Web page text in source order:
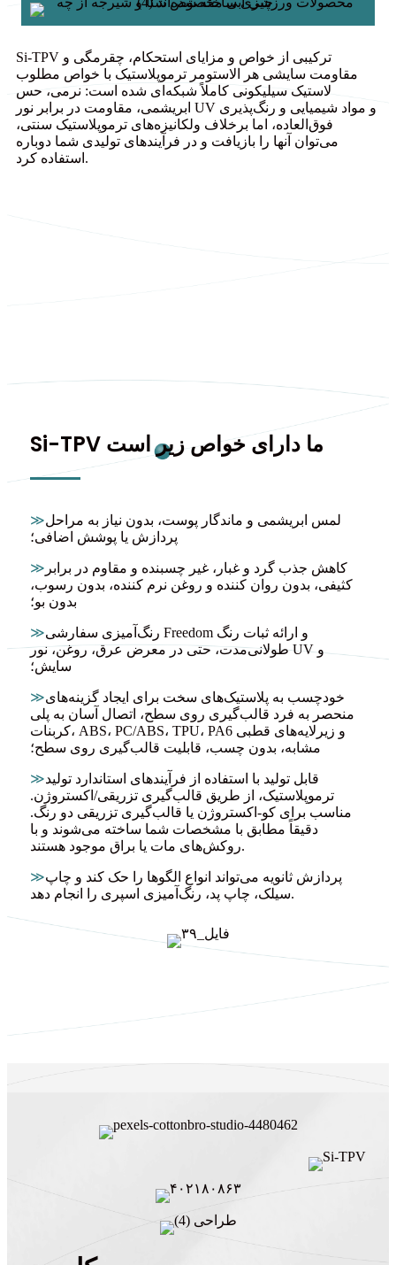
Si-TPV ترکیبی از خواص و مزایای استحکام، چقرمگی و
مقاومت سایشی هر الاستومر ترموپلاستیک با خواص مطلوب
لاستیک سیلیکونی کاملاً شبکه‌ای شده است: نرمی، حس
ابریشمی، مقاومت در برابر نور UV و مواد شیمیایی و رنگ‌پذیری
فوق‌العاده، اما برخلاف ولکانیزه‌های ترموپلاستیک سنتی،
می‌توان آنها را بازیافت و در فرآیندهای تولیدی شما دوباره
استفاده کرد.
Si-TPV ما دارای خواص زیر است
≫لمس ابریشمی و ماندگار پوست، بدون نیاز به مراحل
پردازش یا پوشش اضافی؛
≫ کاهش جذب گرد و غبار، غیر چسبنده و مقاوم در برابر
کثیفی، بدون روان کننده و روغن نرم کننده، بدون رسوب،
بدون بو؛
≫رنگ‌آمیزی سفارشی Freedom و ارائه ثبات رنگ
طولانی‌مدت، حتی در معرض عرق، روغن، نور UV و
سایش؛
≫خودچسب به پلاستیک‌های سخت برای ایجاد گزینه‌های
منحصر به فرد قالب‌گیری روی سطح، اتصال آسان به پلی
کربنات، ABS، PC/ABS، TPU، PA6 و زیرلایه‌های قطبی
مشابه، بدون چسب، قابلیت قالب‌گیری روی سطح؛
≫قابل تولید با استفاده از فرآیندهای استاندارد تولید
ترموپلاستیک، از طریق قالب‌گیری تزریقی/اکستروژن.
مناسب برای کو-اکستروژن یا قالب‌گیری تزریقی دو رنگ.
دقیقاً مطابق با مشخصات شما ساخته می‌شوند و با
روکش‌های مات یا براق موجود هستند.
≫پردازش ثانویه می‌تواند انواع الگوها را حک کند و چاپ
سیلک، چاپ پد، رنگ‌آمیزی اسپری را انجام دهد.